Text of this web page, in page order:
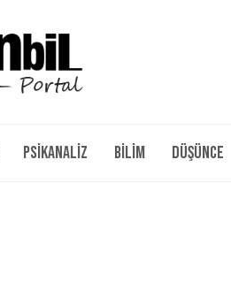
Psikanaliz Bilim Düşünce